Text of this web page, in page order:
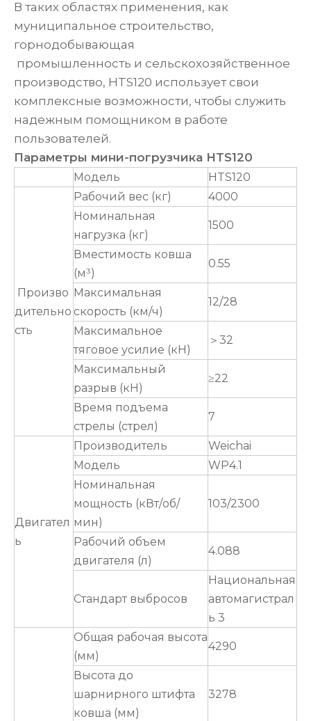
В таких областях применения, как
муниципальное строительство,
горнодобывающая
промышленность и сельскохозяйственное
производство, HTS120 использует свои
комплексные возможности, чтобы служить
надежным помощником в работе
пользователей.
Параметры мини-погрузчика HTS120
Модель HTS120
Произво
дительно
сть
Рабочий вес (кг)
4000
Номинальная
нагрузка (кг)
1500
Вместимость ковша
(м³)
0.55
Максимальная
скорость (км/ч)
12/28
Максимальное
тяговое усилие (кН)
＞32
Максимальный
разрыв (кН)
≥22
Время подъема
стрелы (стрел)
7
Двигател
ь
Производитель
Weichai
Модель
WP4.1
Номинальная
мощность (кВт/об/
мин)
103/2300
Рабочий объем
двигателя (л)
4.088
Стандарт выбросов
Национальная
автомагистрал
ь 3
Общая рабочая высота
(мм)
4290
Высота до
шарнирного штифта
ковша (мм)
3278